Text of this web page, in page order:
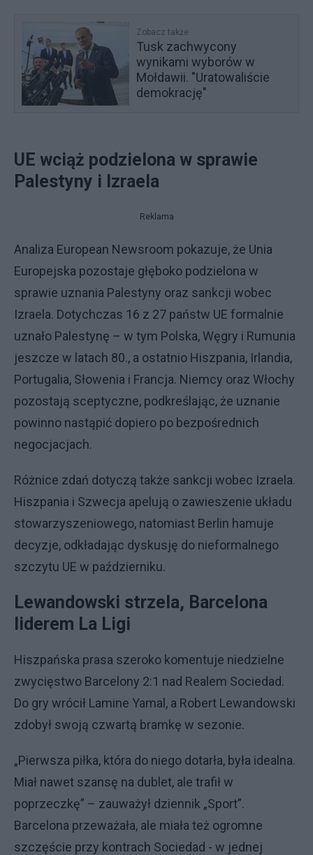
Zobacz także
Tusk zachwycony
wynikami wyborów w
Mołdawii. "Uratowaliście
demokrację"
UE wciąż podzielona w sprawie
Palestyny i Izraela
Reklama
Analiza European Newsroom pokazuje, że Unia
Europejska pozostaje głęboko podzielona w
sprawie uznania Palestyny oraz sankcji wobec
Izraela. Dotychczas 16 z 27 państw UE formalnie
uznało Palestynę – w tym Polska, Węgry i Rumunia
jeszcze w latach 80., a ostatnio Hiszpania, Irlandia,
Portugalia, Słowenia i Francja. Niemcy oraz Włochy
pozostają sceptyczne, podkreślając, że uznanie
powinno nastąpić dopiero po bezpośrednich
negocjacjach.
Różnice zdań dotyczą także sankcji wobec Izraela.
Hiszpania i Szwecja apelują o zawieszenie układu
stowarzyszeniowego, natomiast Berlin hamuje
decyzje, odkładając dyskusję do nieformalnego
szczytu UE w październiku.
Lewandowski strzela, Barcelona
liderem La Ligi
Hiszpańska prasa szeroko komentuje niedzielne
zwycięstwo Barcelony 2:1 nad Realem Sociedad.
Do gry wrócił Lamine Yamal, a Robert Lewandowski
zdobył swoją czwartą bramkę w sezonie.
„Pierwsza piłka, która do niego dotarła, była idealna.
Miał nawet szansę na dublet, ale trafił w
poprzeczkę” – zauważył dziennik „Sport”.
Barcelona przeważała, ale miała też ogromne
szczęście przy kontrach Sociedad - w jednej